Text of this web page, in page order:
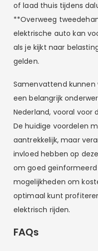
of laad thuis tijdens
**Overweeg
elektrische auto kan
als je kijkt naar
gelden.
Samenvattend kunnen
een belangrijk
Nederland, vooral voor
De huidige voordelen
aantrekkelijk, maar
invloed hebben op
om goed
mogelijkheden om
optimaal kunt
elektrisch rijden.
FAQs